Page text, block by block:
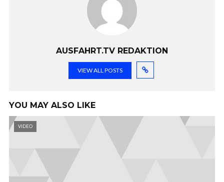
AUSFAHRT.TV REDAKTION
VIEW ALL POSTS
YOU MAY ALSO LIKE
VIDEO